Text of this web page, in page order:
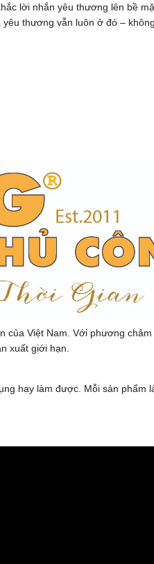
lời nhắn yêu thương lên bề
thương vẫn luôn ở đó –
của Việt Nam. Với phương
xuất giới hạn.
hay làm được. Mỗi sản phẩm